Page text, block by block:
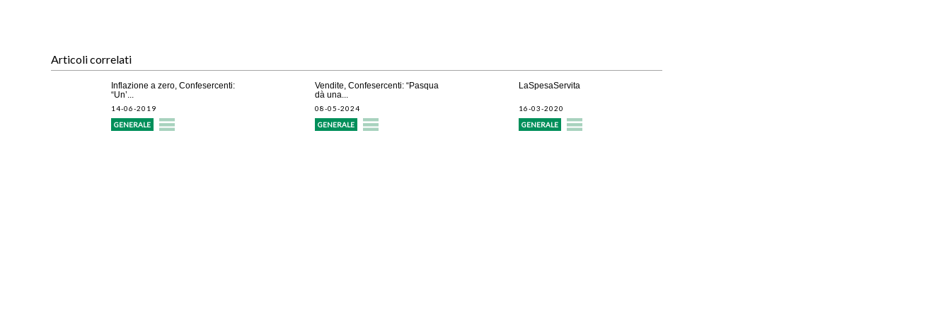
Articoli correlati
Inflazione a zero, Confesercenti:
“Un’...
14-06-2019
GENERALE
Vendite, Confesercenti: “Pasqua
dà una...
08-05-2024
GENERALE
LaSpesaServita
16-03-2020
GENERALE